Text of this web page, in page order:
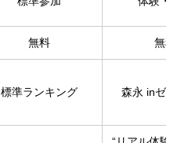
無料 無料
標準ランキング 森永 inゼリ